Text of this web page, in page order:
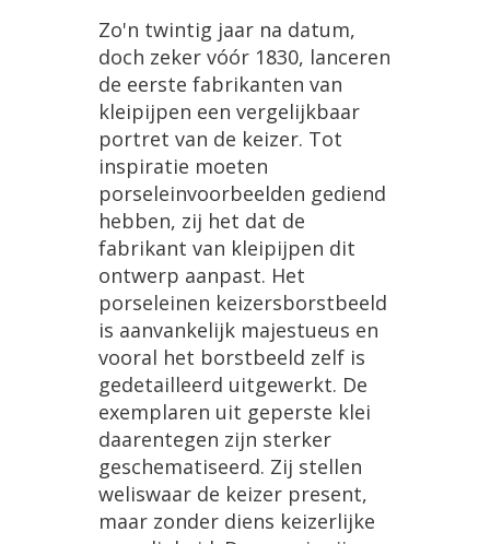
Zo'n twintig jaar na datum,
doch zeker vóór 1830, lanceren
de eerste fabrikanten van
kleipijpen een vergelijkbaar
portret van de keizer. Tot
inspiratie moeten
porseleinvoorbeelden gediend
hebben, zij het dat de
fabrikant van kleipijpen dit
ontwerp aanpast. Het
porseleinen keizersborstbeeld
is aanvankelijk majestueus en
vooral het borstbeeld zelf is
gedetailleerd uitgewerkt. De
exemplaren uit geperste klei
daarentegen zijn sterker
geschematiseerd. Zij stellen
weliswaar de keizer present,
maar zonder diens keizerlijke